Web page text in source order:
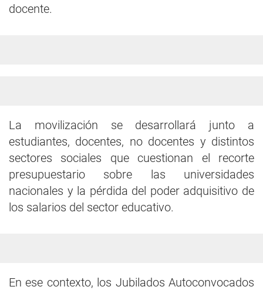
docente.
La movilización se desarrollará junto a
estudiantes, docentes, no docentes y distintos
sectores sociales que cuestionan el recorte
presupuestario sobre las universidades
nacionales y la pérdida del poder adquisitivo de
los salarios del sector educativo.
En ese contexto, los Jubilados Autoconvocados